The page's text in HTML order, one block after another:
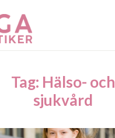
Tag: Hälso- och
sjukvård